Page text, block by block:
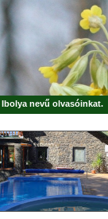
Ibolya nevű olvasóinkat.